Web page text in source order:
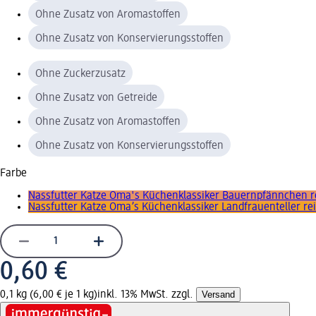
Ohne Zusatz von Aromastoffen
Ohne Zusatz von Konservierungsstoffen
Ohne Zuckerzusatz
Ohne Zusatz von Getreide
Ohne Zusatz von Aromastoffen
Ohne Zusatz von Konservierungsstoffen
Farbe
Nassfutter Katze Oma's Küchenklassiker Bauernpfännchen
Nassfutter Katze Oma’s Küchenklassiker Landfrauenteller
0,60 €
0,1 kg (6,00 € je 1 kg)inkl. 13% MwSt. zzgl. Versand